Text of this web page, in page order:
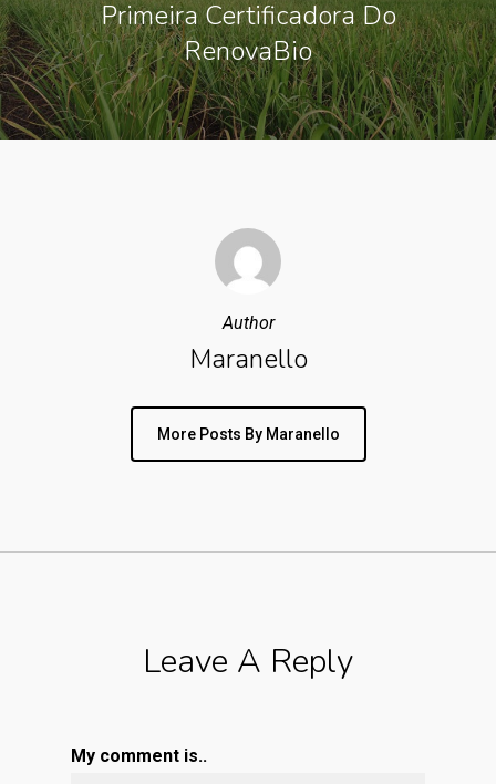
Primeira Certificadora Do
RenovaBio
Author
Maranello
More Posts By Maranello
Leave A Reply
My comment is..